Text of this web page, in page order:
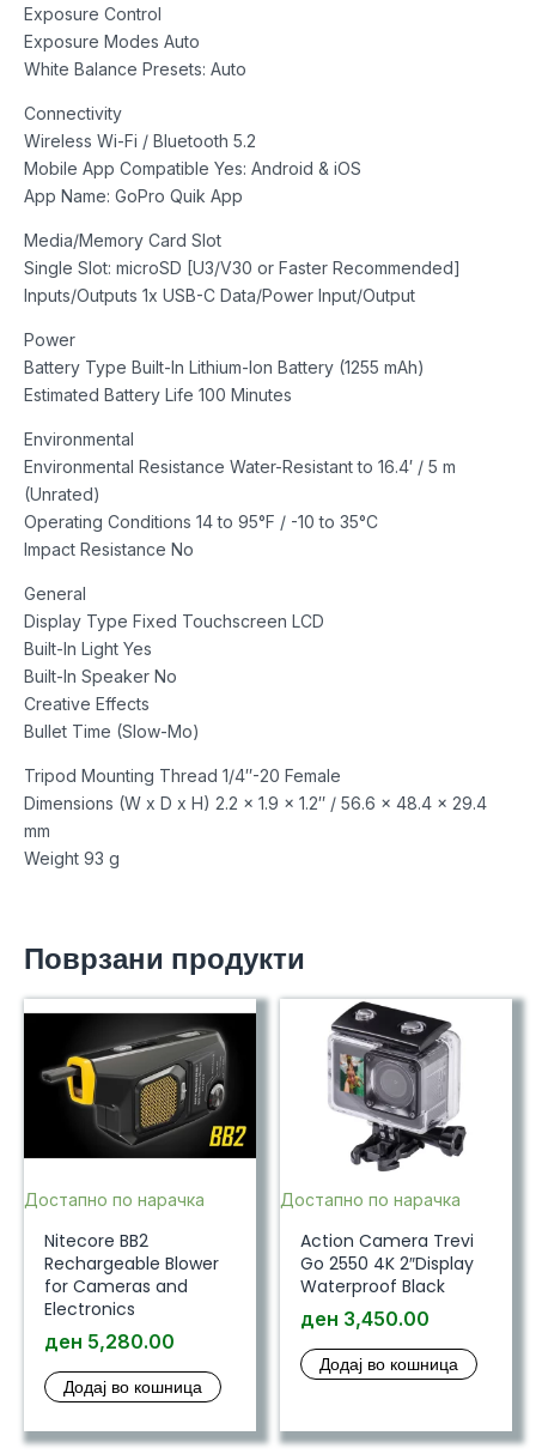
Exposure Control
Exposure Modes Auto
White Balance Presets: Auto
Connectivity
Wireless Wi-Fi / Bluetooth 5.2
Mobile App Compatible Yes: Android & iOS
App Name: GoPro Quik App
Media/Memory Card Slot
Single Slot: microSD [U3/V30 or Faster Recommended]
Inputs/Outputs 1x USB-C Data/Power Input/Output
Power
Battery Type Built-In Lithium-Ion Battery (1255 mAh)
Estimated Battery Life 100 Minutes
Environmental
Environmental Resistance Water-Resistant to 16.4′ / 5 m
(Unrated)
Operating Conditions 14 to 95°F / -10 to 35°C
Impact Resistance No
General
Display Type Fixed Touchscreen LCD
Built-In Light Yes
Built-In Speaker No
Creative Effects
Bullet Time (Slow-Mo)
Tripod Mounting Thread 1/4″-20 Female
Dimensions (W x D x H) 2.2 x 1.9 x 1.2″ / 56.6 x 48.4 x 29.4
mm
Weight 93 g
Поврзани продукти
Достапно по нарачка
Nitecore BB2
Rechargeable Blower
for Cameras and
Electronics
ден 5,280.00
Додај во кошница
Достапно по нарачка
Action Camera Trevi
Go 2550 4K 2″Display
Waterproof Black
ден 3,450.00
Додај во кошница